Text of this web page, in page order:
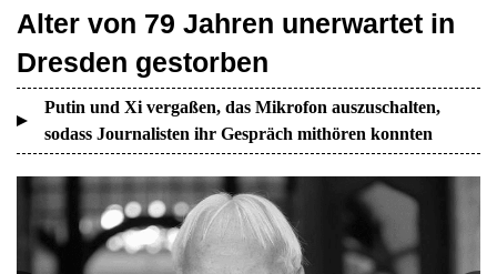
Alter von 79 Jahren unerwartet in
Dresden gestorben
Putin und Xi vergaßen, das Mikrofon auszuschalten,
sodass Journalisten ihr Gespräch mithören konnten